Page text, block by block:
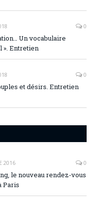
0
Un vocabulaire
». Entretien
0
et désirs. Entretien
2016 0
le nouveau rendez-vous
Paris